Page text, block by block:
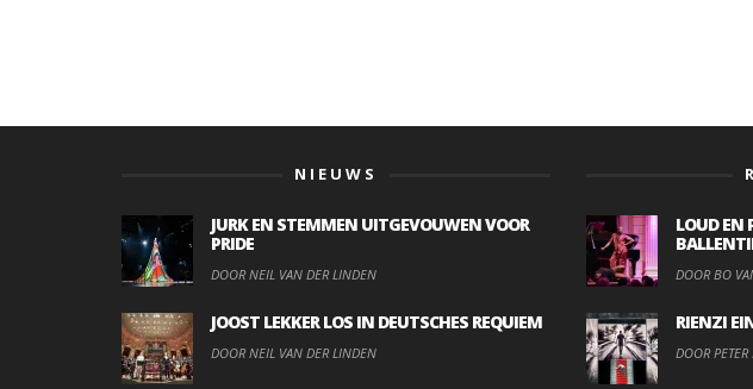
NIEUWS
JURK EN STEMMEN UITGEVOUWEN VOOR
PRIDE
DOOR NEIL VAN DER LINDEN
JOOST LEKKER LOS IN DEUTSCHES REQUIEM
DOOR NEIL VAN DER LINDEN
LOUD EN
DOOR BO
RIENZI
DOOR PETER